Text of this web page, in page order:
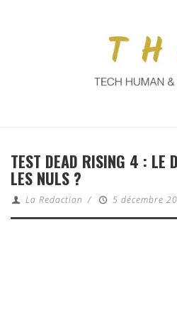
TEST DEAD RISING 4 : LE
LES NULS ?
La Redaction / 5 décembre